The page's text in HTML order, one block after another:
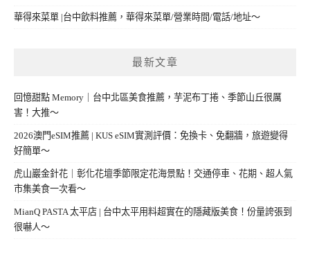
華得來菜單 |台中飲料推薦，華得來菜單/營業時間/電話/地址～
最新文章
回憶甜點 Memory｜台中北區美食推薦，芋泥布丁捲、季節山丘很厲
害！大推～
2026澳門eSIM推薦 | KUS eSIM實測評價：免換卡、免翻牆，旅遊變得
好簡單～
虎山巖金針花｜彰化花壇季節限定花海景點！交通停車、花期、超人氣
市集美食一次看～
MianQ PASTA 太平店 | 台中太平用料超實在的隱藏版美食！份量誇張到
很嚇人～